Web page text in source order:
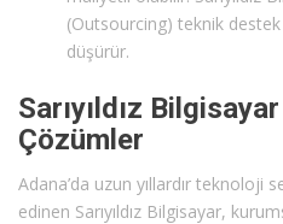
(Outsourcing) teknik
düşürür.
Sarıyıldız
Çözümler
Adana’da uzun yıllardır teknoloji
edinen Sarıyıldız Bilgisayar,